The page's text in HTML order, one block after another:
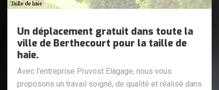
Un déplacement gratuit dans toute la
ville de Berthecourt pour la taille de
haie.
Avec l'entreprise Pruvost Elagage, nous vous
proposons un travail soigné, de qualité et réalisé dans